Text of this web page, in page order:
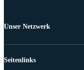
Unser Netzwerk
Seitenlinks